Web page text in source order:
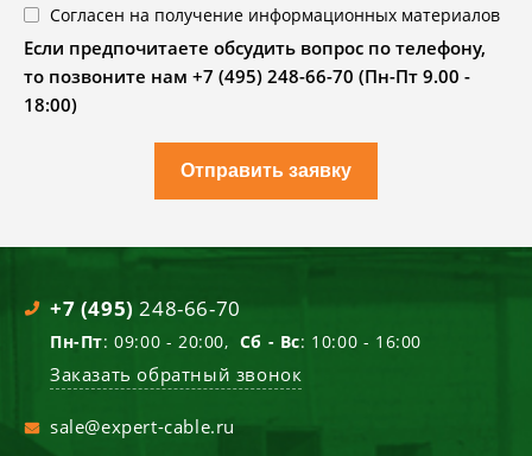
Согласен на получение информационных материалов
Если предпочитаете обсудить вопрос по телефону,
то позвоните нам +7 (495) 248-66-70 (Пн-Пт 9.00 -
18:00)
Отправить заявку
+7 (495) 248-66-70
Пн-Пт: 09:00 - 20:00, Сб - Вс: 10:00 - 16:00
Заказать обратный звонок
sale@expert-cable.ru